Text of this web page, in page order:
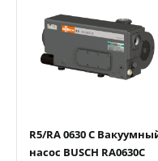
Быстрый просмотр
Добавить кДобавить в
R5/RA 0630 C
насос BUSCH RA0630C